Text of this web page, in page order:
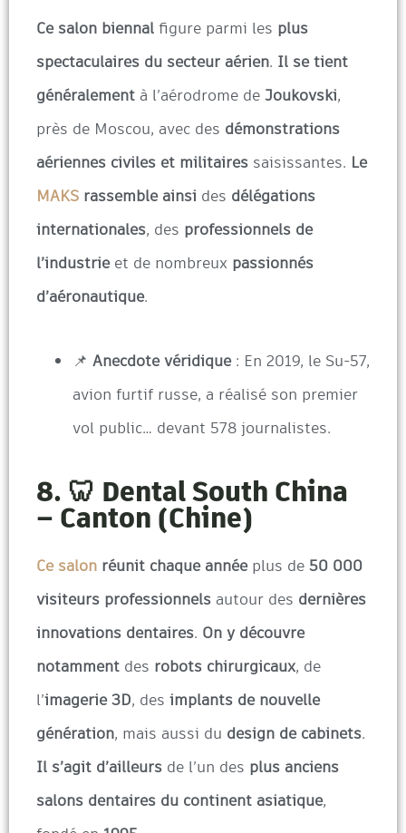
Ce salon biennal figure parmi les plus
spectaculaires du secteur aérien. Il se tient
généralement à l’aérodrome de Joukovski,
près de Moscou, avec des démonstrations
aériennes civiles et militaires saisissantes. Le
MAKS rassemble ainsi des délégations
internationales, des professionnels de
l’industrieet de nombreux passionnés
d’aéronautique.
📌 Anecdote véridique: En 2019, le Su-57,
avion furtif russe, a réalisé son premier
vol public… devant 578 journalistes.
8. 🦷 Dental South China
– Canton (Chine)
Ce salon réunit chaque annéeplus de 50 000
visiteurs professionnels autour des dernières
innovations dentaires. On y découvre
notamment des robots chirurgicaux, de
l’imagerie 3D, des implants de nouvelle
génération, mais aussi du design de cabinets.
Il s’agit d’ailleurs de l’un des plus anciens
salons dentaires du continent asiatique,